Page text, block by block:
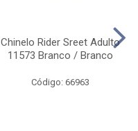
Chinelo Rider Sreet Adulto
11573 Branco / Branco
Código: 66963